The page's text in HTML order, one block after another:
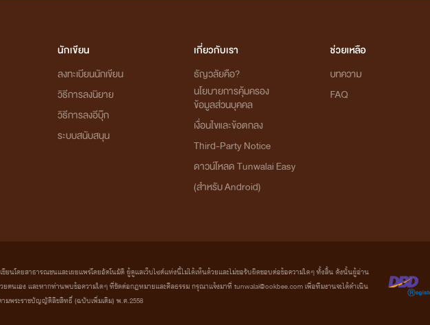
นักเขียน
ลงทะเบียนนักเขียน
วิธีการลงนิยาย
วิธีการลงอีบุ๊ก
ระบบสนับสนุน
เกี่ยวกับเรา
ธัญวลัยคือ?
นโยบายการคุ้มครอง
ข้อมูลส่วนบุคคล
เงื่อนไขและข้อตกลง
Third-Party Notice
ดาวน์โหลด Tunwalai Easy
(สำหรับ Android)
ช่วยเหลือ
บทความ
FAQ
ขียนโดยสาธารณชนและเผยแพร่โดยอัตโนมัติ ผู้ดูแลเว็บไซต์แห่งนี้ไม่ได้เห็นด้วยและไม่ขอรับผิดชอบต่อข้อความใดๆ ทั้งสิ้น ดังนั้นผู้อ่าน
นเอง และหากท่านพบข้อความใดๆ ที่ขัดต่อกฎหมายและศีลธรรม กรุณาแจ้งมาที่ tunwalai@ookbee.com เพื่อทีมงานจะได้ดำเนิน
มพระราชบัญญัติลิขสิทธิ์ (ฉบับเพิ่มเติม) พ.ศ.2558